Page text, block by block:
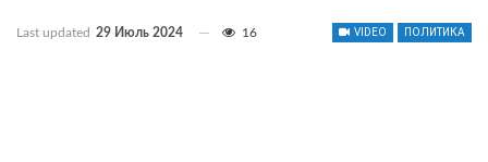
VIDEO ПОЛИТИКА
Last updated 29 Июль 2024 16